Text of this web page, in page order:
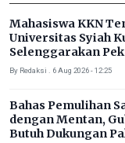
Mahasiswa KKN
Universitas Syiah
Selenggarakan
Gampong Rhieng
By Redaksi . 6 Aug 2026 - 12:25
Bahas Pemulihan
dengan Mentan,
Butuh Dukungan